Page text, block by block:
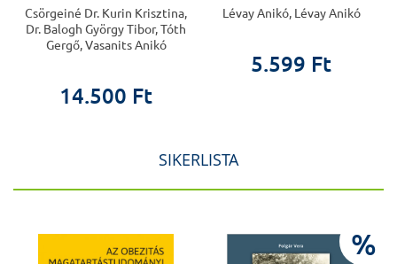
Csörgeiné Dr. Kurin Krisztina,
Dr. Balogh György Tibor, Tóth
Gergő, Vasanits Anikó
14.500 Ft
Lévay Anikó, Lévay Anikó
5.599 Ft
SIKERLISTA
%